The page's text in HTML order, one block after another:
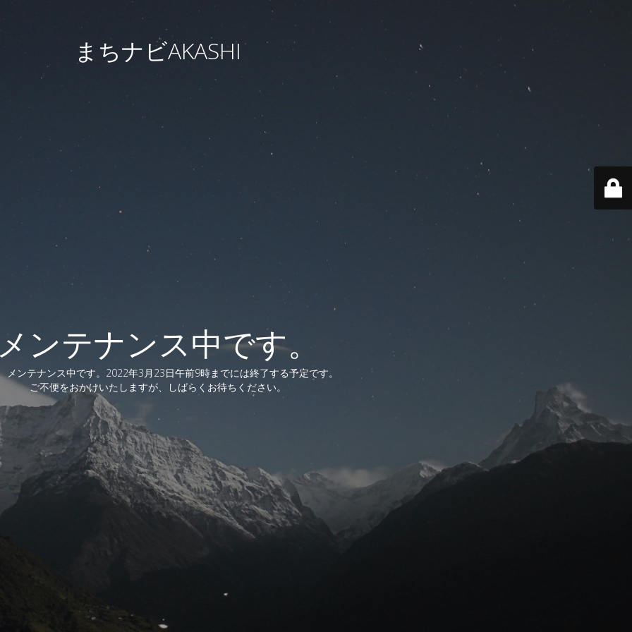
まちナビAKASHI
ンテナンス中です。
メンテナンス中です。2022年3月23日午前9時までには終了する予定です。
ご不便をおかけいたしますが、しばらくお待ちください。